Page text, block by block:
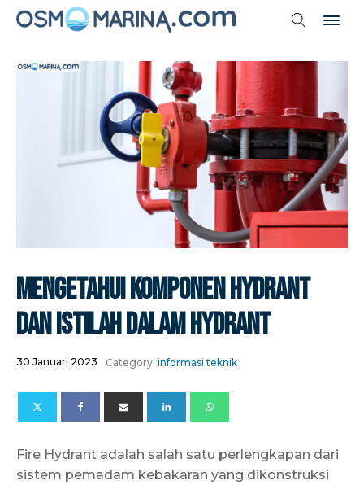
Mengetahui Komponen Hydrant
Dan Istilah Dalam Hydrant
30 Januari 2023 Category: informasi teknik
Fire Hydrant adalah salah satu perlengkapan dari
sistem pemadam kebakaran yang dikonstruksi